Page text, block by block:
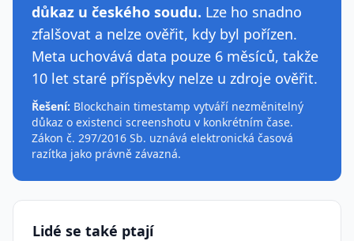
důkaz u českého soudu. Lze ho snadno
zfalšovat a nelze ověřit, kdy byl pořízen.
Meta uchovává data pouze 6 měsíců, takže
10 let staré příspěvky nelze u zdroje ověřit.
Řešení: Blockchain timestamp vytváří nezměnitelný
důkaz o existenci screenshotu v konkrétním čase.
Zákon č. 297/2016 Sb. uznává elektronická časová
razítka jako právně závazná.
Lidé se také ptají